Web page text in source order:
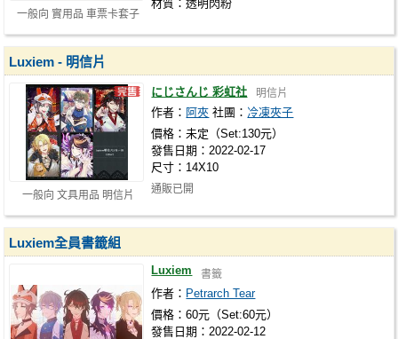
一般向 實用品 車票卡套子
材質：透明閃粉
一般向 文具用品 明信片
Luxiem - 明信片
にじさんじ 彩虹社 明信片
作者： 阿夾 社團： 冷凍夾子
價格：未定（Set:130元）
發售日期：2022-02-17
尺寸：14X10
通販已開
Luxiem全員書籤組
Luxiem 書籤
作者： Petrarch Tear
價格：60元（Set:60元）
發售日期：2022-02-12